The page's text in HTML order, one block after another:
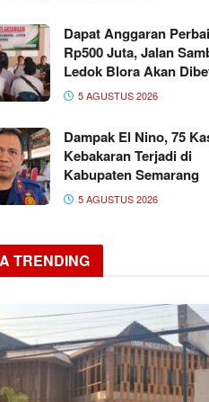
Dapat Anggaran
Rp500 Juta, Jalan
Ledok Blora Akan
5 AGUSTUS 2026
Dampak El Nino, 75
Kebakaran Terjadi di
Kabupaten Semarang
5 AGUSTUS 2026
TRENDING